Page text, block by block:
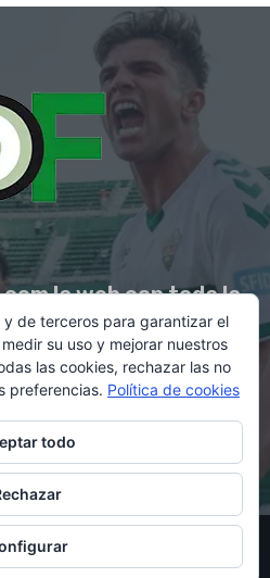
la web con toda la
del Elche C.F.
diseño por Rubén Maestre
de privacidad
de terceros para garantizar el
su uso y mejorar nuestros
las cookies, rechazar las no
preferencias. Política de cookies
todo